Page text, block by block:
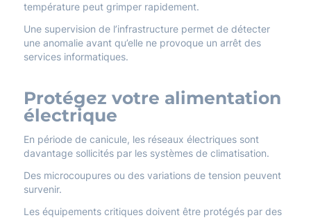
température peut grimper rapidement.
Une supervision de l’infrastructure permet de détecter
une anomalie avant qu’elle ne provoque un arrêt des
services informatiques.
Protégez votre alimentation
électrique
En période de canicule, les réseaux électriques sont
davantage sollicités par les systèmes de climatisation.
Des microcoupures ou des variations de tension peuvent
survenir.
Les équipements critiques doivent être protégés par des